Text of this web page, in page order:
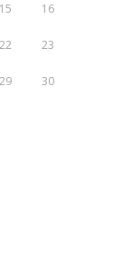
15 16
22 23
29 30